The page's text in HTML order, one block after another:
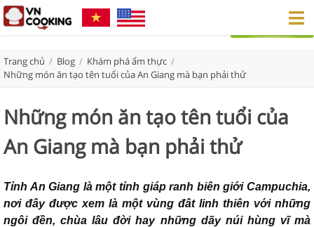
Trang chủ / Blog / Khám phá ẩm thực /
Những món ăn tạo tên tuổi của An Giang mà bạn phải thử
Những món ăn tạo tên tuổi của
An Giang mà bạn phải thử
Tỉnh An Giang là một tỉnh giáp ranh biên giới Campuchia,
nơi đây được xem là một vùng đât linh thiên với những
ngôi đền, chùa lâu đời hay những dãy núi hùng vĩ mà